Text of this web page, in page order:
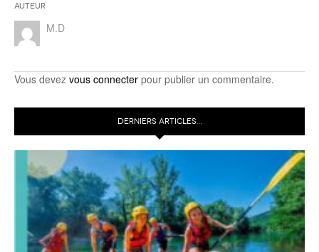
Auteur
M.D
Vous devez vous connecter pour publier un commentaire.
DERNIERS ARTICLES…